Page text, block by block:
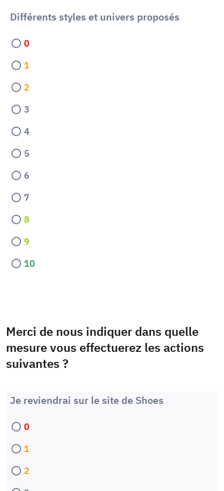
Différents styles et univers proposés
0
1
2
3
4
5
6
7
8
9
10
Merci de nous indiquer dans quelle
mesure vous effectuerez les actions
suivantes ?
Je reviendrai sur le site de Shoes
0
1
2